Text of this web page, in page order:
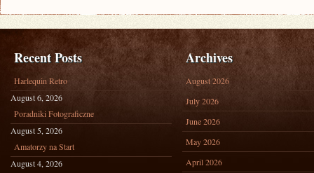
Recent Posts
Harlequin Retro
August 6, 2026
Poradniki Fotograficzne
August 5, 2026
Amatorzy na Start
August 4, 2026
Archives
August 2026
July 2026
June 2026
May 2026
April 2026